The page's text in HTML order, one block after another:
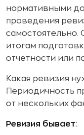
нормативными
проведения
итогам
отчетности или
Какая ревизия
Периодичность
от нескольких
Ревизия бывает: